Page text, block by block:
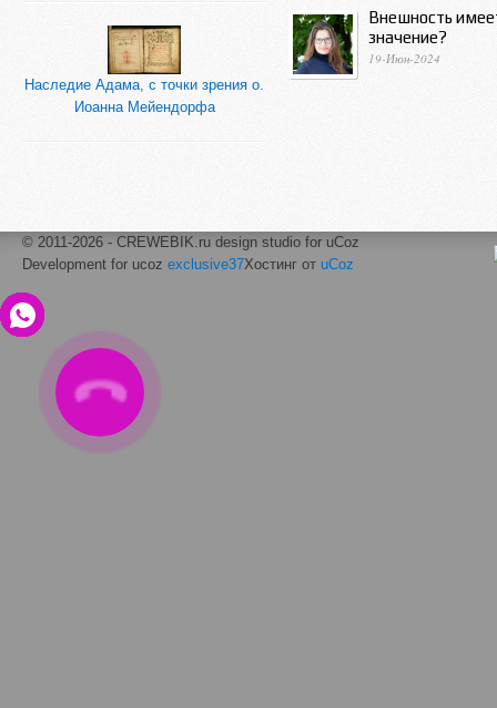
Наследие Адама, с точки зрения о.
Иоанна Мейендорфа
Внешность
значение?
19-Июн-2024
© 2011-2026 - CREWEBIK.ru design studio for uCoz
Development for ucoz exclusive37Хостинг от uCoz
ЗАКАЗАТЬ
ЗВОНОК